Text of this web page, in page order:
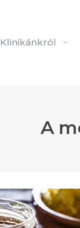
Klinikánkról
A